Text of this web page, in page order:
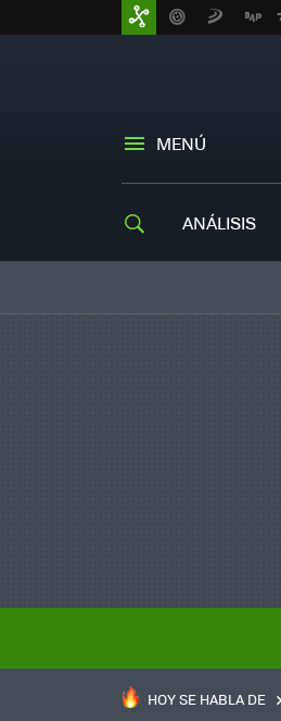
MENÚ
ANÁLISIS
HOY SE HABLA DE